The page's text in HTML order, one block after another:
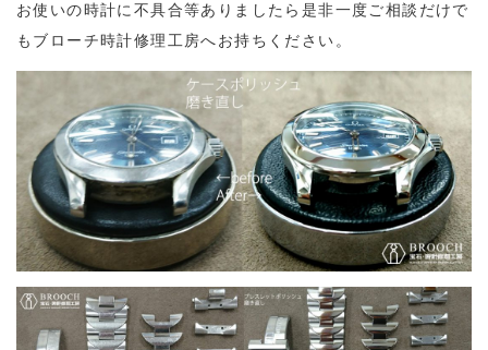
お使いの時計に不具合等ありましたら是非一度ご相談だけで
もブローチ時計修理工房へお持ちください。